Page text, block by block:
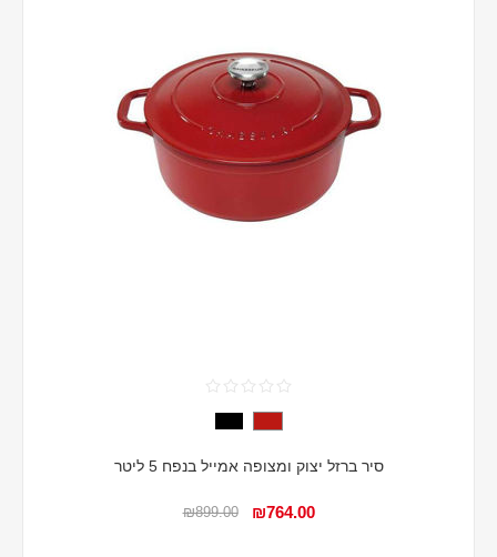
סיר ברזל יצוק ומצופה אמייל בנפח 5 ליטר
₪764.00
₪899.00